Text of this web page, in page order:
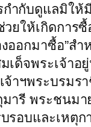
ำกับดูแลมิใ
ยให้เกิดการ
ออกมาซื้อ”ส
เด็จพระเจ้า
จ้าฯพระบรม
ารี พระชนมา
รอบและเหตุ